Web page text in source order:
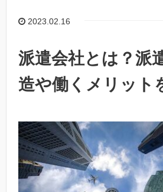
2023.02.16
派遣会社とは？派
造や働くメリット